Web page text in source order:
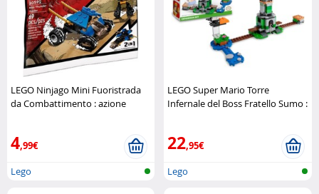
LEGO Ninjago Mini Fuoristrada
da Combattimento : azione
4,99€
Lego
LEGO Super Mario Torre
Infernale del Boss Fratello Sumo :
22,95€
Lego